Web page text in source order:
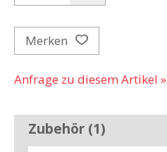
Merken
Anfrage zu diesem Artikel »
Zubehör (1)